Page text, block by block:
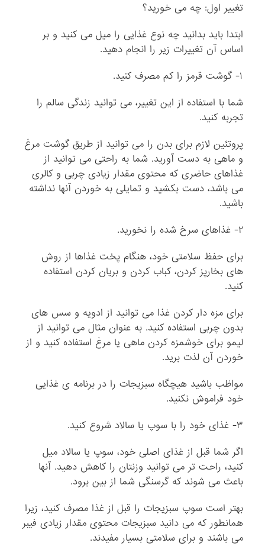
تغییر اول: چه می خورید؟
ابتدا باید بدانید چه نوع غذایی را میل می کنید و بر
اساس آن تغییرات زیر را انجام دهید.
۱- گوشت قرمز را کم مصرف کنید.
شما با استفاده از این تغییر، می توانید زندگی سالم را
تجربه کنید.
پروتئین لازم برای بدن را می توانید از طریق گوشت مرغ
و ماهی به دست آورید. شما به راحتی می توانید از
غذاهای حاضری که محتوی مقدار زیادی چربی و کالری
می باشد، دست بکشید و تمایلی به خوردن آنها نداشته
باشید.
۲- غذاهای سرخ شده را نخورید.
برای حفظ سلامتی خود، هنگام پخت غذاها از روش
های بخارپز کردن، کباب کردن و بریان کردن استفاده
کنید.
برای مزه دار کردن غذا می توانید از ادویه و سس های
بدون چربی استفاده کنید. به عنوان مثال می توانید از
لیمو برای خوشمزه کردن ماهی یا مرغ استفاده کنید و از
خوردن آن لذت برید.
مواظب باشید هیچگاه سبزیجات را در برنامه ی غذایی
خود فراموش نکنید.
۳- غذای خود را با سوپ یا سالاد شروع کنید.
اگر شما قبل از غذای اصلی خود، سوپ یا سالاد میل
کنید، راحت تر می توانید وزنتان را کاهش دهید. آنها
باعث می شوند که گرسنگی شما از بین برود.
بهتر است سوپ سبزیجات را قبل از غذا مصرف کنید، زیرا
همانطور که می دانید سبزیجات محتوی مقدار زیادی فیبر
می باشند و برای سلامتی بسیار مفیدند.